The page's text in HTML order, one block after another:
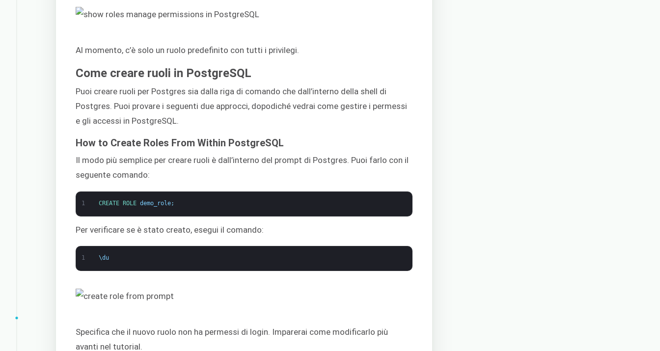
Al momento, c’è solo un ruolo predefinito con tutti i privilegi.
Come creare ruoli in PostgreSQL
Puoi creare ruoli per Postgres sia dalla riga di comando che dall’interno della shell di
Postgres. Puoi provare i seguenti due approcci, dopodiché vedrai come gestire i permessi
e gli accessi in PostgreSQL.
How to Create Roles From Within PostgreSQL
Il modo più semplice per creare ruoli è dall’interno del prompt di Postgres. Puoi farlo con il
seguente comando:
1 CREATE ROLE demo_role;
Per verificare se è stato creato, esegui il comando:
1 \du
Specifica che il nuovo ruolo non ha permessi di login. Imparerai come modificarlo più
avanti nel tutorial.